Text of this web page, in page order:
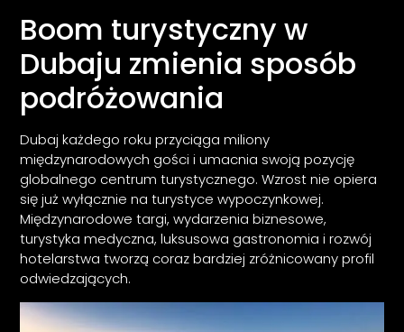
Boom turystyczny w
Dubaju zmienia sposób
podróżowania
Dubaj każdego roku przyciąga miliony
międzynarodowych gości i umacnia swoją pozycję
globalnego centrum turystycznego. Wzrost nie opiera
się już wyłącznie na turystyce wypoczynkowej.
Międzynarodowe targi, wydarzenia biznesowe,
turystyka medyczna, luksusowa gastronomia i rozwój
hotelarstwa tworzą coraz bardziej zróżnicowany profil
odwiedzających.